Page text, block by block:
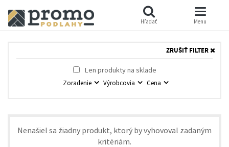
Hľadať Menu
Len produkty na sklade
Zoradenie Výrobcovia Cena
ZRUŠIŤ FILTER
Nenašiel sa žiadny produkt, ktorý by vyhovoval zadaným
kritériám.